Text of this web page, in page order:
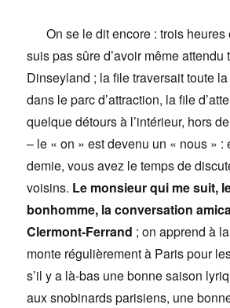
On se le dit encore : trois
suis pas sûre d’avoir même attendu
Dinseyland ; la file traversait toute
dans le parc d’attraction, la file
quelque détours à l’intérieur, hors
– le « on » est devenu un « nous » :
demie, vous avez le temps de
voisins. Le monsieur qui me suit,
bonhomme, la conversation
Clermont-Ferrand ; on apprend à
monte régulièrement à Paris pour
s’il y a là-bas une bonne saison
aux snobinards parisiens, une